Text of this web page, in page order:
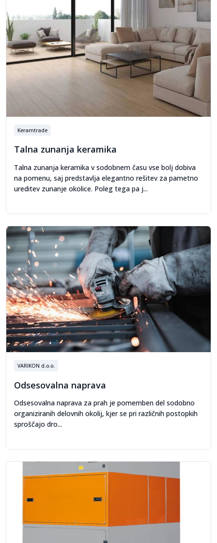
Keramtrade
Talna zunanja keramika
Talna zunanja keramika v sodobnem času vse bolj dobiva
na pomenu, saj predstavlja elegantno rešitev za pametno
ureditev zunanje okolice. Poleg tega pa j...
VARIKON d.o.o.
Odsesovalna naprava
Odsesovalna naprava za prah je pomemben del sodobno
organiziranih delovnih okolij, kjer se pri različnih postopkih
sproščajo dro...